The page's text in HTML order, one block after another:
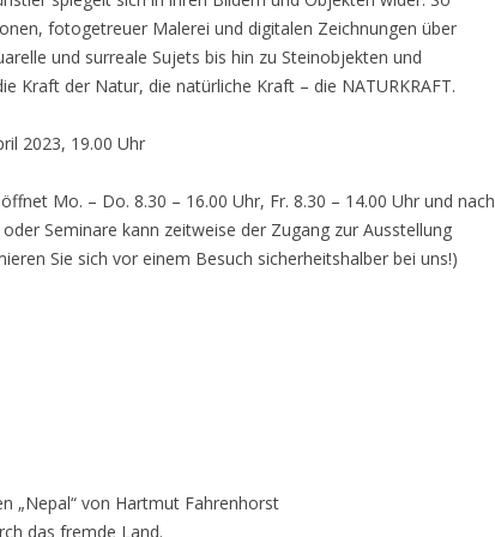
fotogetreuer Malerei und digitalen Zeichnungen über
und surreale Sujets bis hin zu Steinobjekten und
Kraft der Natur, die natürliche Kraft – die NATURKRAFT.
2023, 19.00 Uhr
Mo. – Do. 8.30 – 16.00 Uhr, Fr. 8.30 – 14.00 Uhr und nach
Seminare kann zeitweise der Zugang zur Ausstellung
Sie sich vor einem Besuch sicherheitshalber bei uns!)
„Nepal“ von Hartmut Fahrenhorst
das fremde Land.